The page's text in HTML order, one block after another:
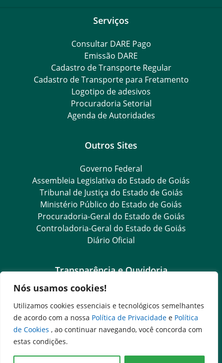
Nós usamos cookies!
Utilizamos cookies essenciais e tecnológicos semelhantes
de acordo com a nossa Política de Privacidade e Política
de Cookies , ao continuar navegando, você concorda com
estas condições.
Serviços
Consultar DARE Pago
Emissão DARE
Cadastro de Transporte Regular
Cadastro de Transporte para Fretamento
Logotipo de adesivos
Procuradoria Setorial
Agenda de Autoridades
Outros Sites
Governo Federal
Assembleia Legislativa do Estado de Goiás
Tribunal de Justiça do Estado de Goiás
Ministério Público do Estado de Goiás
Procuradoria-Geral do Estado de Goiás
Controladoria-Geral do Estado de Goiás
Diário Oficial
Transparência e Ouvidoria
LGPD
Goiás Transparência
Dados Abertos Goiás
SIC – Serviço de Informação ao Cidadão
e-SIC – Serviço Eletrônico de Informação ao Cidadão
Ouvidoria Setorial (Expresso)